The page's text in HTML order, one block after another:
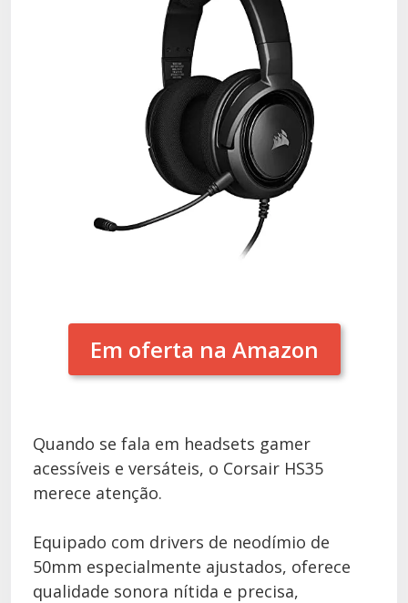
Em oferta na Amazon
Quando se fala em headsets gamer
acessíveis e versáteis, o Corsair HS35
merece atenção.
Equipado com drivers de neodímio de
50mm especialmente ajustados, oferece
qualidade sonora nítida e precisa,